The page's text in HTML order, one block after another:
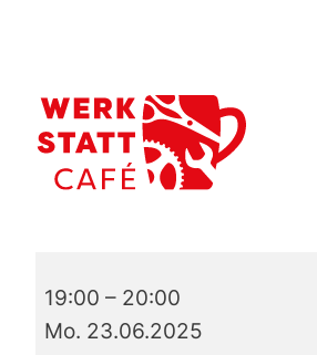
19:00 – 20:00
Mo. 23.06.2025